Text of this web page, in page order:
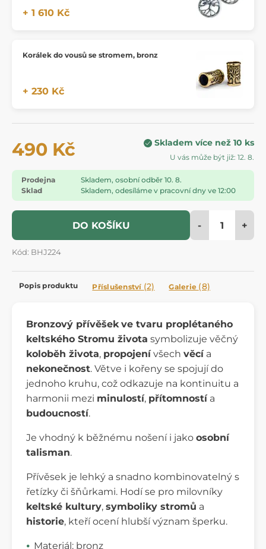
+ 1 610 Kč
Korálek do vousů se stromem, bronz
+ 230 Kč
490 Kč Skladem více než 10 ks
U vás může být již: 12. 8.
Prodejna
Skladem, osobní odběr 10. 8.
Sklad
Skladem, odesíláme v pracovní dny ve 12:00
DO KOŠÍKU - +
Kód: BHJ224
Popis produktu Příslušenství (2) Galerie (8)
Bronzový přívěšek ve tvaru proplétaného
keltského Stromu života symbolizuje věčný
koloběh života, propojenívšech věcía
nekonečnost. Větve i kořeny se spojují do
jednoho kruhu, což odkazuje na kontinuitu a
harmonii mezi minulostí, přítomnostía
budoucností.
Je vhodný k běžnému nošení i jako osobní
talisman.
Přívěsek je lehký a snadno kombinovatelný s
řetízky či šňůrkami. Hodí se pro milovníky
keltské kultury, symboliky stromů a
historie, kteří ocení hlubší význam šperku.
Materiál: bronz